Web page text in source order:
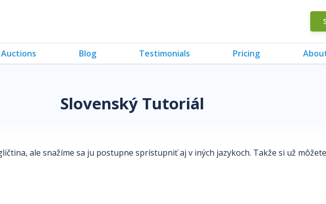
Auctions Blog Testimonials Pricing
Slovenský Tutoriál
ale snažíme sa ju postupne sprístupniť aj v iných jazykoch. Takže si už